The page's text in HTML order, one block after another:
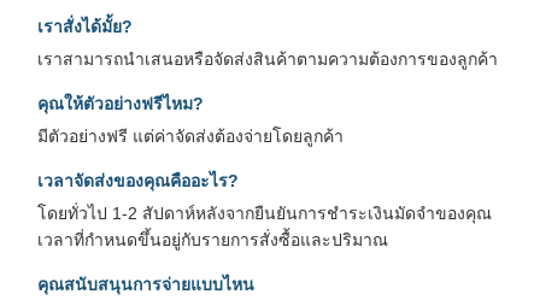
เราสั่งได้มั้ย?
เราสามารถนําเสนอหรือจัดส่งสินค้าตามความต้องการของลูกค้า
คุณให้ตัวอย่างฟรีไหม?
มีตัวอย่างฟรี แต่ค่าจัดส่งต้องจ่ายโดยลูกค้า
เวลาจัดส่งของคุณคืออะไร?
โดยทั่วไป 1-2 สัปดาห์หลังจากยืนยันการชําระเงินมัดจําของคุณ
เวลาที่กําหนดขึ้นอยู่กับรายการสั่งซื้อและปริมาณ
คุณสนับสนุนการจ่ายแบบไหน